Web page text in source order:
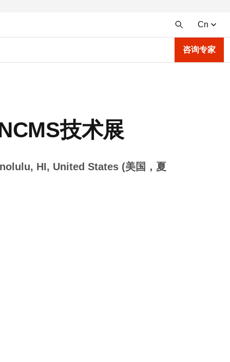
Cn
咨询专家
技术展
HI, United States (美国，夏